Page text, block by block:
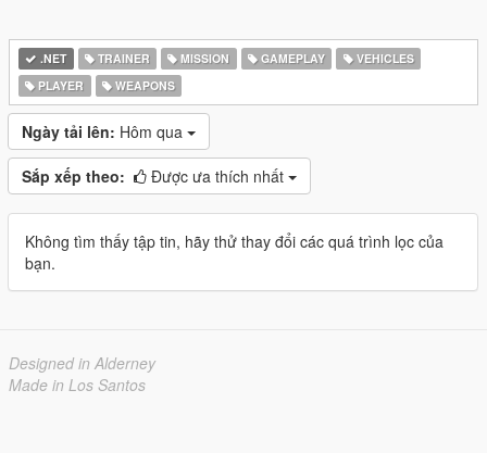
.NET TRAINER MISSION GAMEPLAY
VEHICLES
PLAYER
WEAPONS
Ngày tải lên: Hôm qua
Sắp xếp theo: Được ưa thích nhất
Không tìm thấy tập tin, hãy thử thay đổi các quá trình lọc của
bạn.
Designed in Alderney
Made in Los Santos